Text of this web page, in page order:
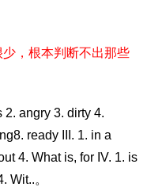
，根本判断不出那些
2. angry 3. dirty 4.
ready III. 1. in a
4. What is, for IV. 1. is
Wit..。